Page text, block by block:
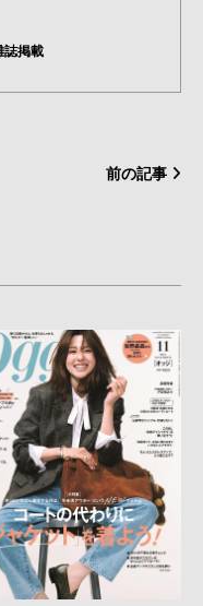
誌掲載
前の記事